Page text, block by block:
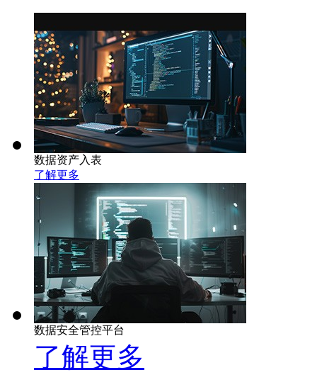
数据资产入表
了解更多
数据安全管控平台
了解更多